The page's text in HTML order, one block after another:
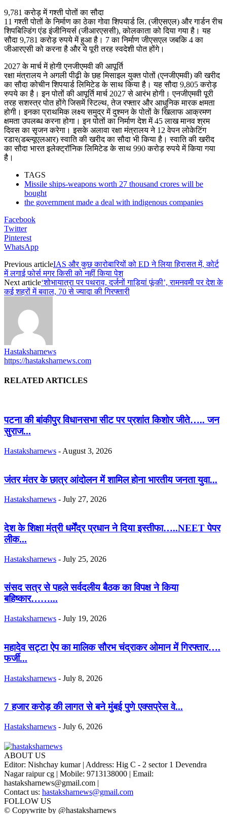
9,781 करोड़ में गश्ती पोतों का सौदा
11 गश्ती पोतों के निर्माण का ठेका गोवा शिपयार्ड लि. (जीएसएल) और गार्डन रीच
शिपबिल्डिंग एंड इंजीनियर्स (जीआरएससी), कोलकाता को दिया गया है। यह
सौदा 9,781 करोड़ रुपये में हुआ है। 7 का निर्माण जीएसएल जबकि 4 का
जीआरएसी को करना है और ये पूरी तरह स्वदेशी पोत होंगे।
2027 के मार्च में होगी एनजीएमवी की आपूर्ति
रक्षा मंत्रालय ने अगली पीढ़ी के छह मिसाइल युक्त पोतों (एनजीएमवी) की खरीद
का सौदा कोचीन शिपयार्ड लिमिटेड के साथ किया है। यह सौदा 9,805 करोड़
रुपये का है। इन पोतों की आपूर्ति मार्च 2027 से आरंभ होगी। एनजीएमवी पूरी
तरह सशस्त्र पोत होंगे जिसमें स्टिल्थ, तेज रफ्तार और आधुनिक मारक क्षमता
होगी। इनका प्राथमिक लक्ष्य समुद्र में दुश्मन के पोतों के खिलाफ आक्रमण
क्षमता उपलब्ध करना होगा। इन पोतों का निर्माण देश में 45 लाख मानव श्रम
दिवस का सृजन करेगा। इसके अलावा रक्षा मंत्रालय ने 12 वेपन लोकेटिंग
रडार(डब्ल्यूएलआर) स्वाति की खरीद का सौदा भी किया है। स्वाति की खरीद
का सौदा भारत इलेक्ट्रॉनिक लिमिटेड के साथ 990 करोड़ रुपये में किया गया
है।
TAGS
Missile ships-weapons worth 27 thousand crores will be
bought
the government made a deal with indigenous companies
Facebook
Twitter
Pinterest
WhatsApp
Previous articleIAS और कुछ कारोबारियों को ED ने लिया हिरासत में, कोर्ट
में लगाई फोर्स मगर किसी को नहीं किया पेश
Next article‘शोभायात्रा पर पथराव, दर्जनों गाड़ियां फूंकी’, रामनवमी पर देश के
कई शहरों में बवाल, 70 से ज्यादा की गिरफ्तारी
Hastaksharnews
https://hastaksharnews.com
RELATED ARTICLES
पटना की बांकीपुर विधानसभा सीट पर प्रशांत किशोर जीते….. जन
सुराज...
Hastaksharnews - August 3, 2026
जंतर मंतर के छात्र आंदोलन में शामिल होना भारतीय जनता युवा...
Hastaksharnews - July 27, 2026
देश के शिक्षा मंत्री धर्मेंद्र प्रधान ने दिया इस्तीफा…..NEET पेपर
लीक...
Hastaksharnews - July 25, 2026
संसद सत्र से पहले सर्वदलीय बैठक का विपक्ष ने किया
बहिष्कार……...
Hastaksharnews - July 19, 2026
महादेव सट्टा ऐप का मालिक सौरभ चंद्राकर ओमान में गिरफ्तार….
फर्जी...
Hastaksharnews - July 8, 2026
7 हजार करोड़ की लागत से बने मुंबई पुणे एक्सप्रेस वे...
Hastaksharnews - July 6, 2026
ABOUT US
Editor: Nishchay kumar | Address: Hig C - 2 sector 1 Devendra
Nagar raipur cg | Mobile: 9713138000 | Email:
hastaksharnews@gmail.com |
Contact us: hastaksharnews@gmail.com
FOLLOW US
© Copywrite by @hastaksharnews